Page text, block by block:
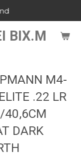
BIX.M
M4-
.22 LR
40,6CM
DARK